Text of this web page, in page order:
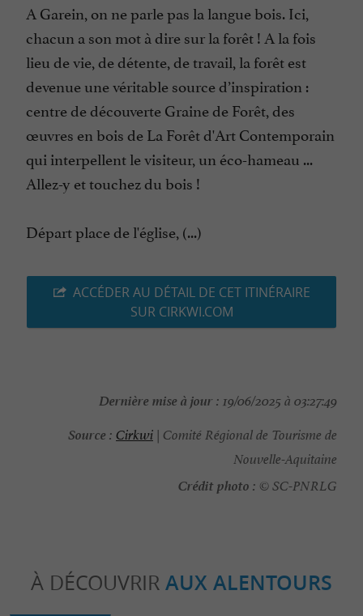
A Garein, on ne parle pas la langue bois. Ici,
chacun a son mot à dire sur la forêt ! A la fois
lieu de vie, de détente, de travail, la forêt est
devenue une véritable source d’inspiration :
centre de découverte Graine de Forêt, des
œuvres en bois de La Forêt d'Art Contemporain
qui interpellent le visiteur, un éco-hameau ...
Allez-y et touchez du bois !
Départ place de l'église, (...)
ACCÉDER AU DÉTAIL DE CET ITINÉRAIRE
SUR CIRKWI.COM
Dernière mise à jour : 19/06/2025 à 03:27:49
Source : Cirkwi | Comité Régional de Tourisme de
Nouvelle-Aquitaine
Crédit photo : © SC-PNRLG
À DÉCOUVRIR AUX ALENTOURS